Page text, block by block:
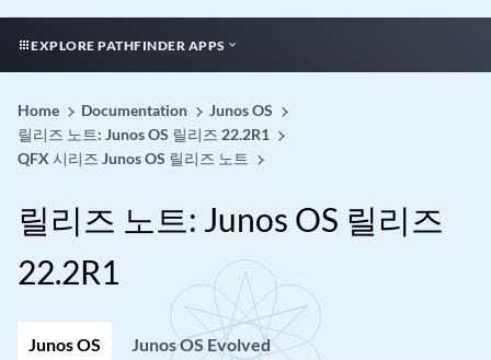
EXPLORE PATHFINDER APPS
Home Documentation
Junos OS
릴리즈 노트: Junos OS 릴리즈 22.2R1
QFX 시리즈 Junos OS 릴리즈 노트
릴리즈 노트: Junos OS 릴리즈
22.2R1
Junos OS Junos OS Evolved